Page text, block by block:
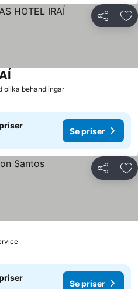
Dela
olika behandlingar
Se priser
Dela
Se priser